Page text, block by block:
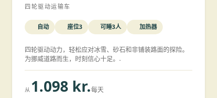
四轮驱动运输车
自动 座位3 可睡3人 加热器
四轮驱动动力，轻松应对冰雪、砂石和非铺装路面的探险。
为挪威道路而生，时刻信心十足。.
从 1.098 kr.每天